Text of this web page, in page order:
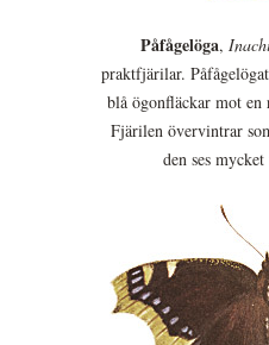
Påfågelöga,
praktfjärilar.
blå ögonfläckar mot en
Fjärilen övervintrar
den ses